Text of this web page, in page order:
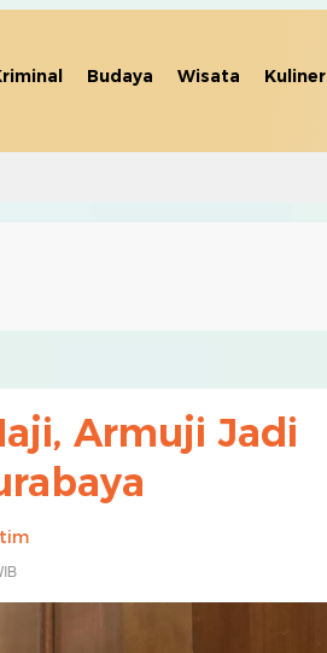
Budaya Wisata Kuliner
Armuji Jadi